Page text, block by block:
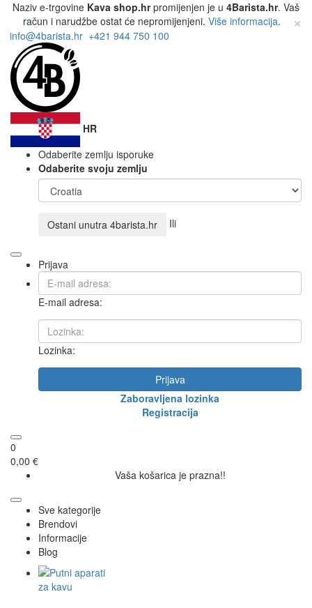
Naziv e-trgovine Kava shop.hrpromijenjen je u 4Barista.hr. Vaš
račun i narudžbe ostat će nepromijenjeni. Više informacija. ×
info@4barista.hr +421 944 750 100
HR
Odaberite zemlju isporuke
Odaberite svoju zemlju
Ostani unutra 4barista.hr Ili
Prijava
E-mail adresa:
Lozinka:
Prijava
Zaboravljena lozinka
Registracija
0
0,00 €
Vaša košarica je prazna!!
Sve kategorije
Brendovi
Informacije
Blog